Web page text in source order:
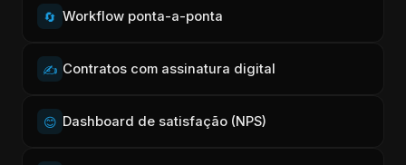
🔄 Workflow ponta-a-ponta
✍️ Contratos com assinatura digital
😊 Dashboard de satisfação (NPS)